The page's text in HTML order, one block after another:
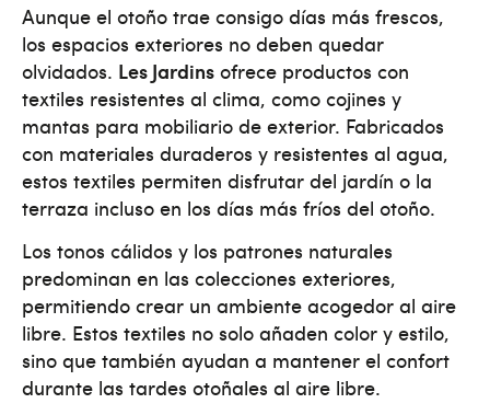
Aunque el otoño trae consigo días más frescos,
los espacios exteriores no deben quedar
olvidados. Les Jardins ofrece productos con
textiles resistentes al clima, como cojines y
mantas para mobiliario de exterior. Fabricados
con materiales duraderos y resistentes al agua,
estos textiles permiten disfrutar del jardín o la
terraza incluso en los días más fríos del otoño​.
Los tonos cálidos y los patrones naturales
predominan en las colecciones exteriores,
permitiendo crear un ambiente acogedor al aire
libre. Estos textiles no solo añaden color y estilo,
sino que también ayudan a mantener el confort
durante las tardes otoñales al aire libre.